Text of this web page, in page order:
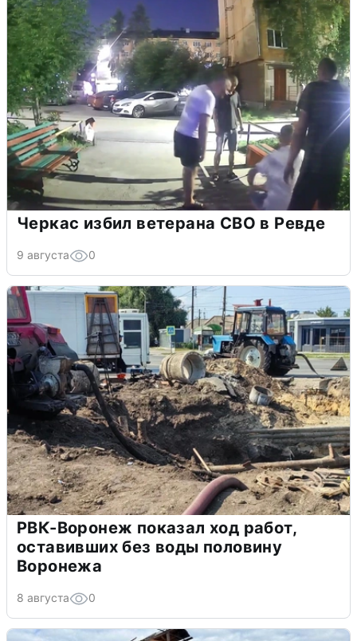
Черкас избил ветерана СВО в Ревде
9 августа 0
РВК-Воронеж показал ход работ,
оставивших без воды половину
Воронежа
8 августа 0